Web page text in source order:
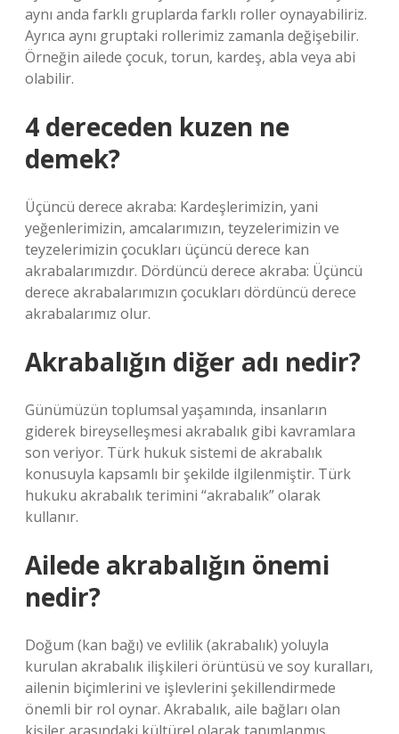
aynı anda farklı gruplarda farklı roller oynayabiliriz.
Ayrıca aynı gruptaki rollerimiz zamanla değişebilir.
Örneğin ailede çocuk, torun, kardeş, abla veya abi
olabilir.
4 dereceden kuzen ne
demek?
Üçüncü derece akraba: Kardeşlerimizin, yani
yeğenlerimizin, amcalarımızın, teyzelerimizin ve
teyzelerimizin çocukları üçüncü derece kan
akrabalarımızdır. Dördüncü derece akraba: Üçüncü
derece akrabalarımızın çocukları dördüncü derece
akrabalarımız olur.
Akrabalığın diğer adı nedir?
Günümüzün toplumsal yaşamında, insanların
giderek bireyselleşmesi akrabalık gibi kavramlara
son veriyor. Türk hukuk sistemi de akrabalık
konusuyla kapsamlı bir şekilde ilgilenmiştir. Türk
hukuku akrabalık terimini “akrabalık” olarak
kullanır.
Ailede akrabalığın önemi
nedir?
Doğum (kan bağı) ve evlilik (akrabalık) yoluyla
kurulan akrabalık ilişkileri örüntüsü ve soy kuralları,
ailenin biçimlerini ve işlevlerini şekillendirmede
önemli bir rol oynar. Akrabalık, aile bağları olan